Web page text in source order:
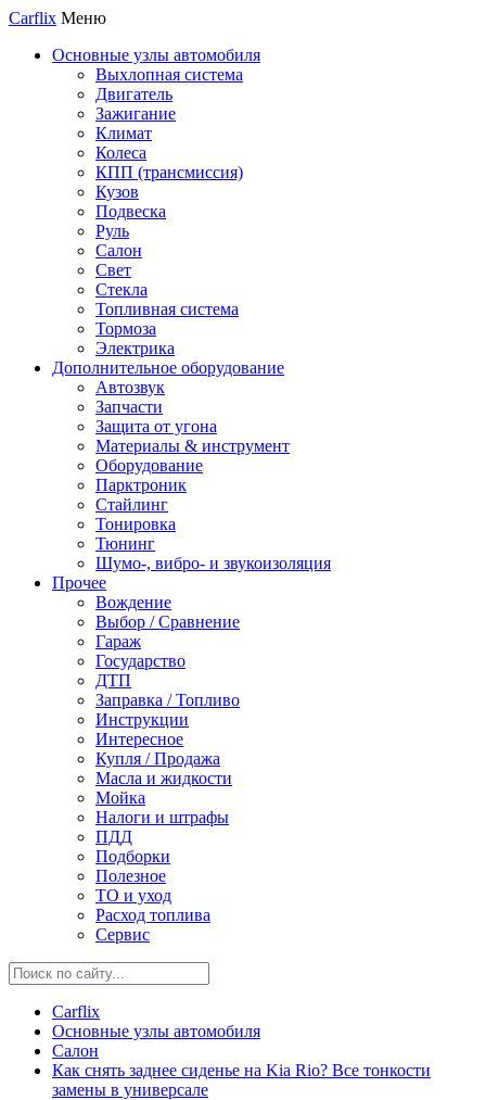
Carflix Меню
Основные узлы автомобиля
Выхлопная система
Двигатель
Зажигание
Климат
Колеса
КПП (трансмиссия)
Кузов
Подвеска
Руль
Салон
Свет
Стекла
Топливная система
Тормоза
Электрика
Дополнительное оборудование
Автозвук
Запчасти
Защита от угона
Материалы & инструмент
Оборудование
Парктроник
Стайлинг
Тонировка
Тюнинг
Шумо-, вибро- и звукоизоляция
Прочее
Вождение
Выбор / Сравнение
Гараж
Государство
ДТП
Заправка / Топливо
Инструкции
Интересное
Купля / Продажа
Масла и жидкости
Мойка
Налоги и штрафы
ПДД
Подборки
Полезное
ТО и уход
Расход топлива
Сервис
Carflix
Основные узлы автомобиля
Салон
Как снять заднее сиденье на Kia Rio? Все тонкости
замены в универсале